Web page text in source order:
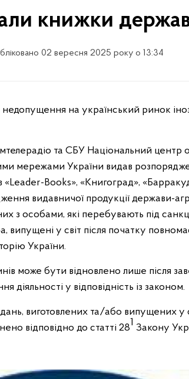
книжки
02 вересня 2025 року о 13:34
та СБУ Національний центр
мережами України видав
Books», «Книгоград»,
видавничої продукції держави-
з особами, які перебувають під
випущені у світ після початку
України.
може бути відновлено лише після
діяльності у відповідність із законом.
виготовлених та/або випущених у
відповідно до статті 281 Закону